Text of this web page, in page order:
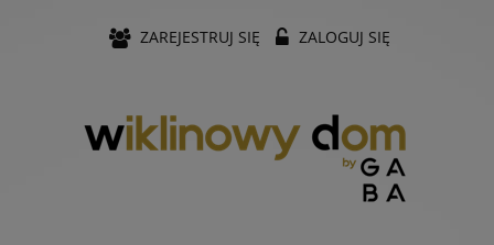
ZAREJESTRUJ SIĘ ZALOGUJ SIĘ